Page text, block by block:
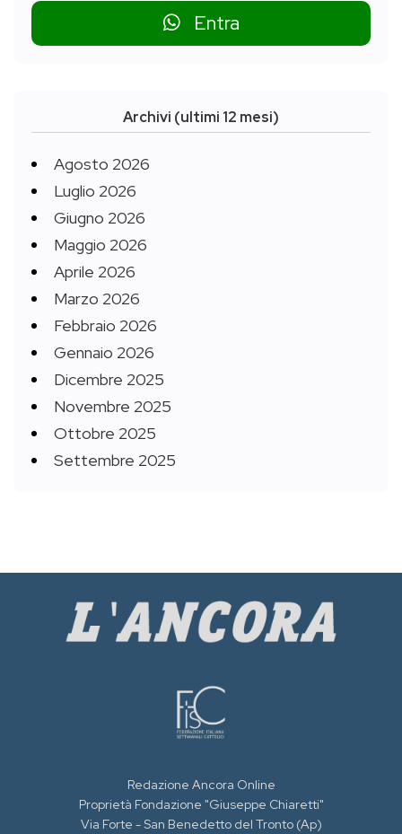
Entra
Archivi (ultimi 12 mesi)
Agosto 2026
Luglio 2026
Giugno 2026
Maggio 2026
Aprile 2026
Marzo 2026
Febbraio 2026
Gennaio 2026
Dicembre 2025
Novembre 2025
Ottobre 2025
Settembre 2025
Redazione Ancora Online
Proprietà Fondazione "Giuseppe Chiaretti"
Via Forte - San Benedetto del Tronto (Ap)